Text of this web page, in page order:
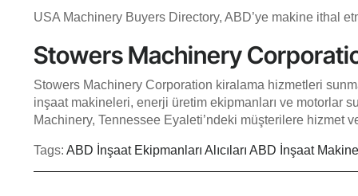
USA Machinery Buyers Directory, ABD’ye makine ithal
Stowers Machinery
Stowers Machinery Corporation kiralama hizmetleri
inşaat makineleri, enerji üretim ekipmanları ve motorlar
Machinery, Tennessee Eyaleti’ndeki müşterilere hizmet
Tags: ABD İnşaat Ekipmanları Alıcıları ABD İnşaat